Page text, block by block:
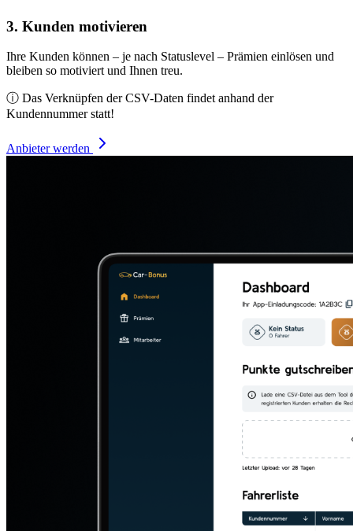
3. Kunden motivieren
Ihre Kunden können – je nach Statuslevel – Prämien einlösen und
bleiben so motiviert und Ihnen treu.
ⓘ Das Verknüpfen der CSV-Daten findet anhand der
Kundennummer statt!
Anbieter werden